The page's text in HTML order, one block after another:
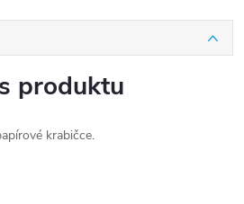
produktu
krabičce.